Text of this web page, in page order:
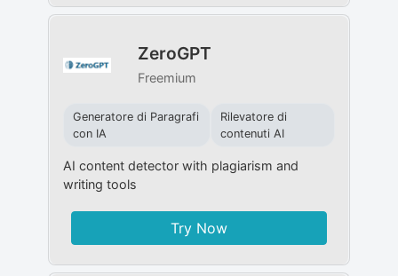
ZeroGPT
Freemium
Generatore di Paragrafi
con IA
Rilevatore di
contenuti AI
AI content detector with plagiarism and
writing tools
Try Now